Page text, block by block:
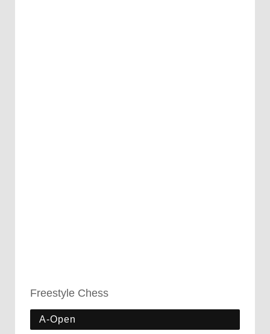
Freestyle Chess
A-Open